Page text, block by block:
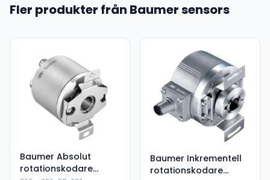
Fler produkter från Baumer sensors
Baumer Absolut
rotationskodare
Baumer Inkrementell
rotationskodare